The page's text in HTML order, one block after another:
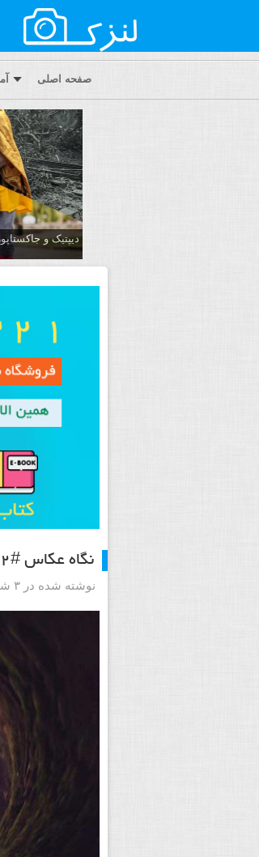
صفحه اصلی
دیپتیک و
نگاه عکاس #۲: عکس های منظره مارپیچ سورئال از نیت هیل
نوشته شده در ۳ شهریور ۱۳۹۵